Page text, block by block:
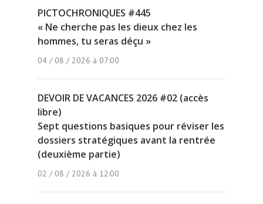
PICTOCHRONIQUES #445
« Ne cherche pas les dieux chez les
hommes, tu seras déçu »
04 / 08 / 2026 à 07:00
DEVOIR DE VACANCES 2026 #02 (accès
libre)
Sept questions basiques pour réviser les
dossiers stratégiques avant la rentrée
(deuxième partie)
02 / 08 / 2026 à 12:00